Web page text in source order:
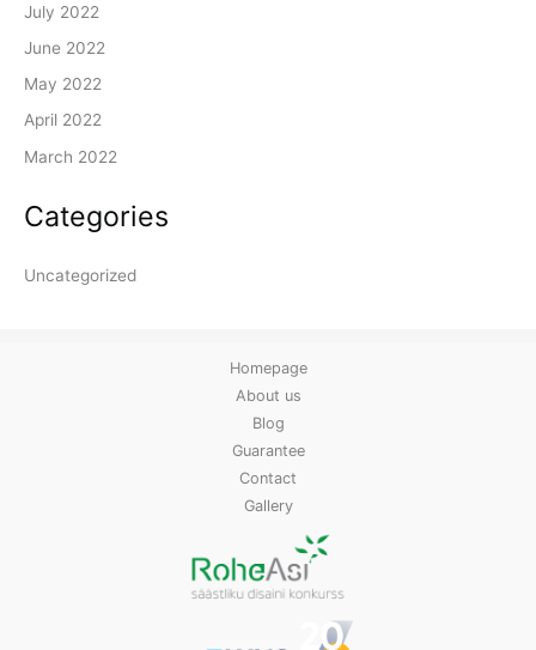
July 2022
June 2022
May 2022
April 2022
March 2022
Categories
Uncategorized
Homepage
About us
Blog
Guarantee
Contact
Gallery